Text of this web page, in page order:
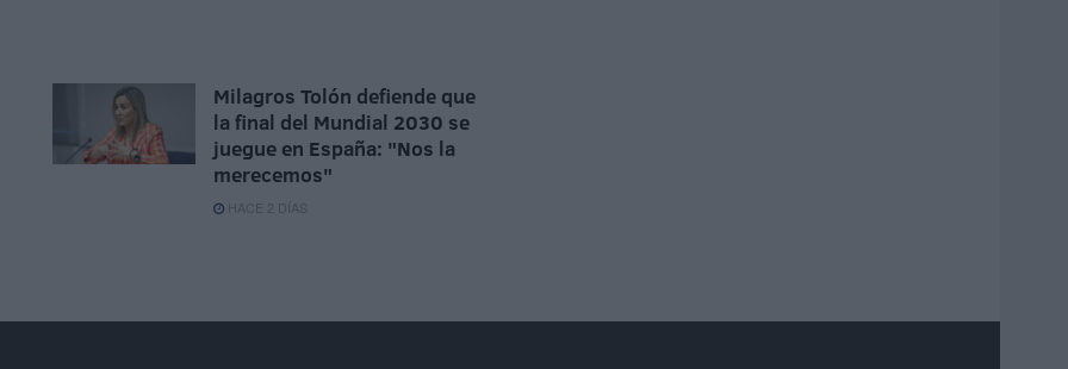
Milagros Tolón defiende que
la final del Mundial 2030 se
juegue en España: "Nos la
merecemos"
HACE 2 DÍAS